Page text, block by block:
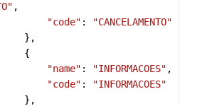
,
"code" :
"CANCELAMENTO"
"name" : "INFORMACOES" ,
"code" :
"INFORMACOES"